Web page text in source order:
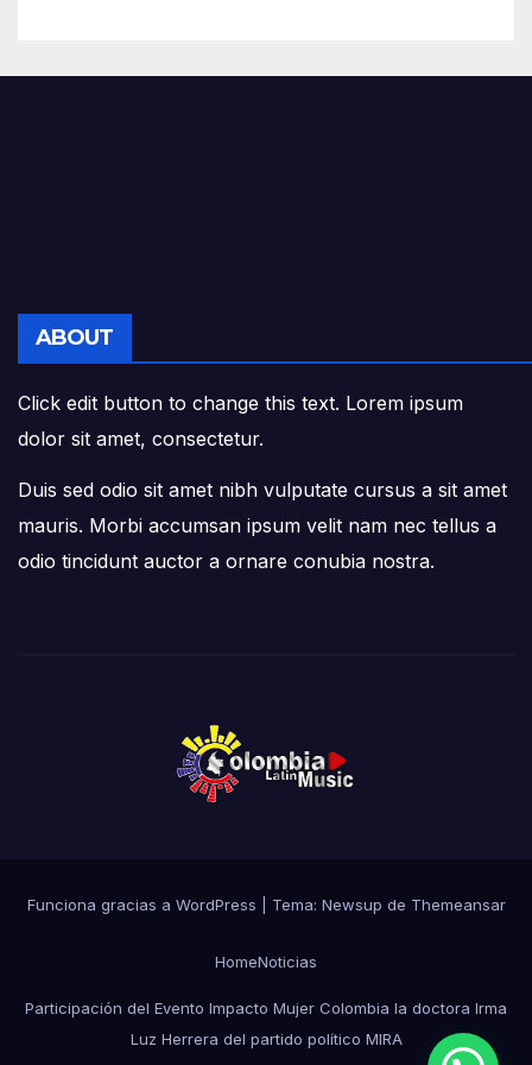
ABOUT
Click edit button to change this text. Lorem ipsum
dolor sit amet, consectetur.
Duis sed odio sit amet nibh vulputate cursus a sit amet
mauris. Morbi accumsan ipsum velit nam nec tellus a
odio tincidunt auctor a ornare conubia nostra.
Funciona gracias a WordPress Tema: Newsup de Themeansar
HomeNoticias
Participación del Evento Impacto Mujer Colombia la doctora Irma
Luz Herrera del partido político MIRA